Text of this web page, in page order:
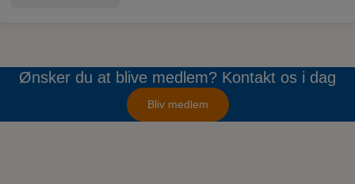
Ønsker du at blive medlem? Kontakt os i dag
Bliv medlem